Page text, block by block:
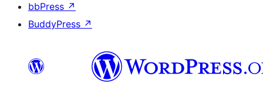
bbPress ↗
BuddyPress ↗